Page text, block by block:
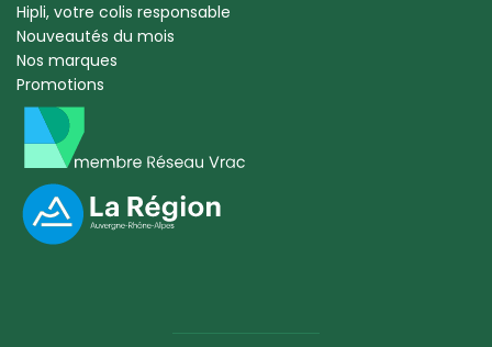
Hipli, votre colis responsable
Nouveautés du mois
Nos marques
Promotions